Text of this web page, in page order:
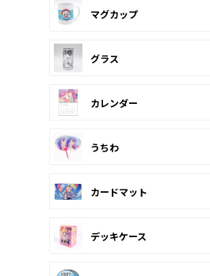
マグカップ
グラス
カレンダー
うちわ
カードマット
デッキケース